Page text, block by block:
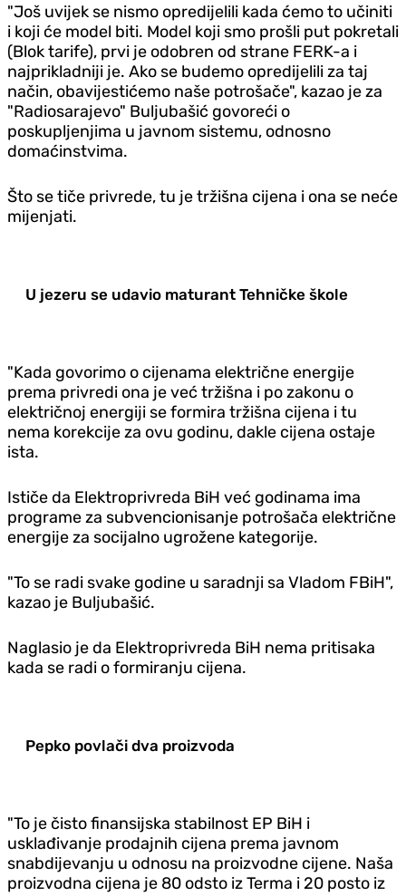
"Još uvijek se nismo opredijelili kada ćemo to učiniti
i koji će model biti. Model koji smo prošli put pokretali
(Blok tarife), prvi je odobren od strane FERK-a i
najprikladniji je. Ako se budemo opredijelili za taj
način, obavijestićemo naše potrošače", kazao je za
"Radiosarajevo" Buljubašić govoreći o
poskupljenjima u javnom sistemu, odnosno
domaćinstvima.
Što se tiče privrede, tu je tržišna cijena i ona se neće
mijenjati.
U jezeru se udavio maturant Tehničke škole
"Kada govorimo o cijenama električne energije
prema privredi ona je već tržišna i po zakonu o
električnoj energiji se formira tržišna cijena i tu
nema korekcije za ovu godinu, dakle cijena ostaje
ista.
Ističe da Elektroprivreda BiH već godinama ima
programe za subvencionisanje potrošača električne
energije za socijalno ugrožene kategorije.
"To se radi svake godine u saradnji sa Vladom FBiH",
kazao je Buljubašić.
Naglasio je da Elektroprivreda BiH nema pritisaka
kada se radi o formiranju cijena.
Pepko povlači dva proizvoda
"To je čisto finansijska stabilnost EP BiH i
usklađivanje prodajnih cijena prema javnom
snabdijevanju u odnosu na proizvodne cijene. Naša
proizvodna cijena je 80 odsto iz Terma i 20 posto iz